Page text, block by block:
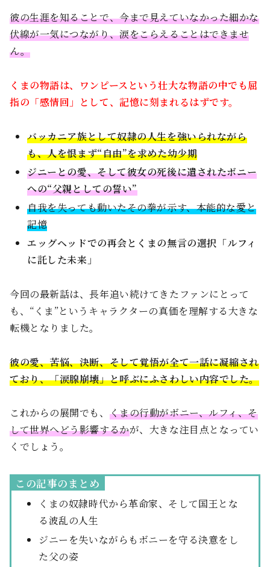
彼の生涯を知ることで、今まで見えていなかった細かな
伏線が一気につながり、涙をこらえることはできませ
ん。
くまの物語は、ワンピースという壮大な物語の中でも屈
指の「感情回」として、記憶に刻まれるはずです。
バッカニア族として奴隷の人生を強いられながら
も、人を恨まず“自由”を求めた幼少期
ジニーとの愛、そして彼女の死後に遺されたボニー
への“父親としての誓い”
自我を失っても動いたその拳が示す、本能的な愛と
記憶
エッグヘッドでの再会とくまの無言の選択――「ルフィ
に託した未来」
今回の最新話は、長年追い続けてきたファンにとって
も、“くま”というキャラクターの真価を理解する大きな
転機となりました。
彼の愛、苦悩、決断、そして覚悟が全て一話に凝縮され
ており、「涙腺崩壊」と呼ぶにふさわしい内容でした。
これからの展開でも、 くまの行動がボニー、ルフィ、そ
して世界へどう影響するかが、大きな注目点となってい
くでしょう。
この記事のまとめ
くまの奴隷時代から革命家、そして国王とな
る波乱の人生
ジニーを失いながらもボニーを守る決意をし
た父の姿